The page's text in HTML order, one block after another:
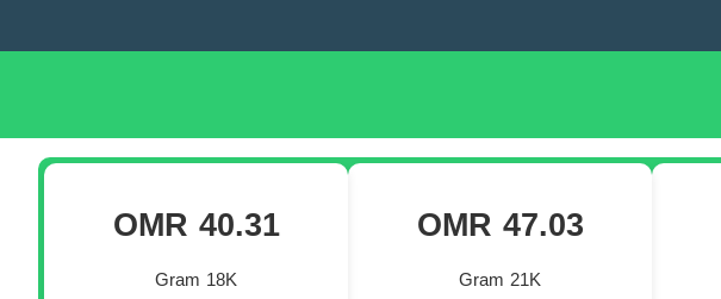
OMR 47.03
Gram 21K
OMR 40.31
Gram 18K